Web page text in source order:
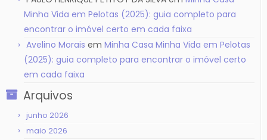
Minha Vida em Pelotas (2025): guia completo para
encontrar o imóvel certo em cada faixa
Avelino Morais em Minha Casa Minha Vida em Pelotas
(2025): guia completo para encontrar o imóvel certo
em cada faixa
Arquivos
junho 2026
maio 2026